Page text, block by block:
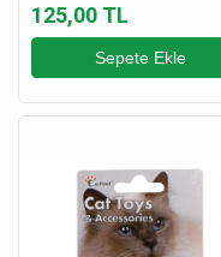
Cm
125,00 TL
Sepete Ekle